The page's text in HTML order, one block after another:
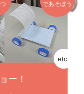
ー！
であそぼう